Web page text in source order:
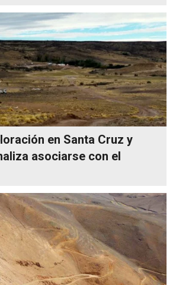
en Santa Cruz y
asociarse con el